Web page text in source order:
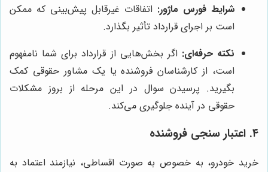
شرایط فورس ماژور: اتفاقات غیرقابل پیش‌بینی که ممکن
است بر اجرای قرارداد تأثیر بگذارد.
نکته حرفه‌ای: اگر بخش‌هایی از قرارداد برای شما نامفهوم
است، از کارشناسان فروشنده یا یک مشاور حقوقی کمک
بگیرید. پرسیدن سوال در این مرحله از بروز مشکلات
حقوقی در آینده جلوگیری می‌کند.
۴. اعتبار سنجی فروشنده
خرید خودرو، به خصوص به صورت اقساطی، نیازمند اعتماد به